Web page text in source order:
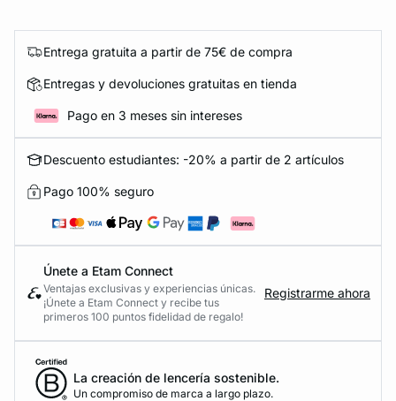
Entrega gratuita a partir de 75€ de compra
Entregas y devoluciones gratuitas en tienda
Pago en 3 meses sin intereses
Descuento estudiantes: -20% a partir de 2 artículos
Pago 100% seguro
Únete a Etam Connect
Ventajas exclusivas y experiencias únicas.
¡Únete a Etam Connect y recibe tus
primeros 100 puntos fidelidad de regalo!
Registrarme ahora
La creación de lencería sostenible.
Un compromiso de marca a largo plazo.